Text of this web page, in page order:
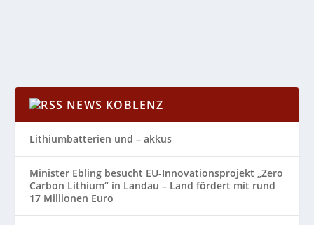
NEWS KOBLENZ
Lithiumbatterien und – akkus
Minister Ebling besucht EU-Innovationsprojekt „Zero
Carbon Lithium“ in Landau – Land fördert mit rund
17 Millionen Euro